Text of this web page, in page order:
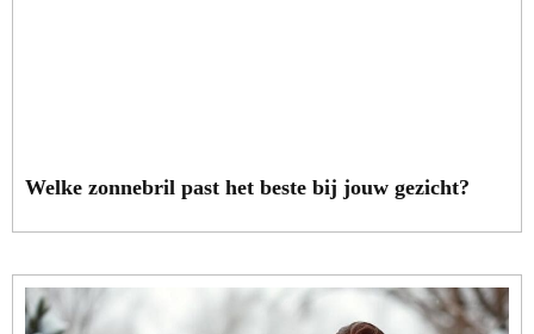
Welke zonnebril past het beste bij jouw gezicht?